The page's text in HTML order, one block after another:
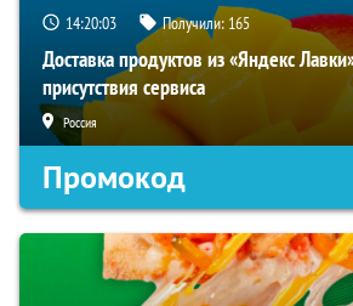
14:20:02 Получили: 165
Доставка продуктов из «Яндекс
присутствия сервиса
Россия
Промокод